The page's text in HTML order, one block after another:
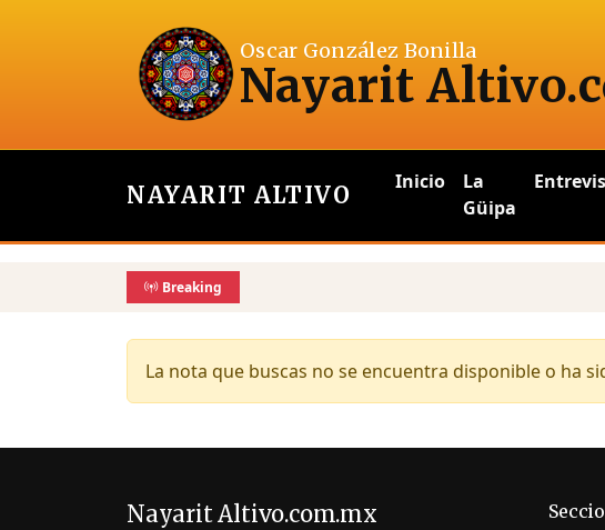
Oscar González Bonilla
Nayarit Altivo
NAYARIT ALTIVO Inicio
La
Güipa
Breaking
La nota que buscas no se encuentra disponible o ha
Nayarit Altivo.com.mx